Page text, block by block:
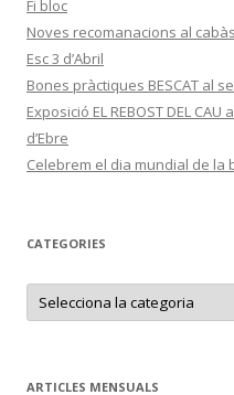
Fi bloc
Noves recomanacions al
Esc 3 d’Abril
Bones pràctiques BESCAT al
Exposició EL REBOST DEL
d’Ebre
Celebrem el dia mundial de la
CATEGORIES
C
t
r
ARTICLES MENSUALS